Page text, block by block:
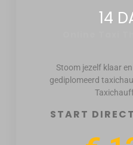
14
Stoom jezelf klaar
gediplomeerd
START